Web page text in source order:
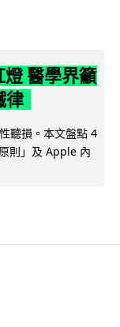
醫學界籲
律
聽損。本文盤點 4
則」及 Apple 內